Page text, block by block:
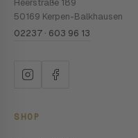
Heerstraße 189
50169 Kerpen-Balkhausen
02237 · 603 96 13
SHOP